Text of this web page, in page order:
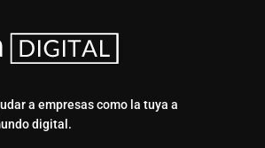
a empresas como la tuya a
digital.